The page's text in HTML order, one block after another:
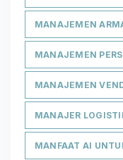
MANAJEMEN
MANAJEMEN
MANAJEMEN
MANAJER
MANFAAT AI